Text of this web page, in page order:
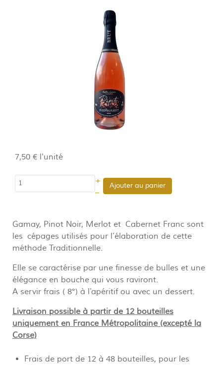
7,50 € l'unité
+
–
Ajouter au panier
Gamay, Pinot Noir, Merlot et Cabernet Franc sont
les cépages utilisés pour l’élaboration de cette
méthode Traditionnelle.
Elle se caractérise par une finesse de bulles et une
élégance en bouche qui vous raviront.
A servir frais ( 8°) à l’apéritif ou avec un dessert.
Livraison possible à partir de 12 bouteilles
uniquement en France Métropolitaine (excepté la
Corse)
Frais de port de 12 à 48 bouteilles, pour les